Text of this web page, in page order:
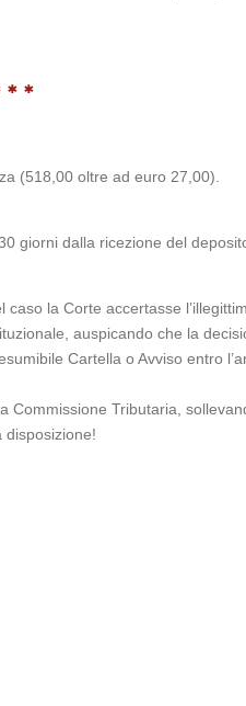
* *
(518,00 oltre ad euro 27,00).
giorni dalla ricezione del
la Corte accertasse
auspicando che la
Cartella o Avviso entro
Tributaria,
disposizione!